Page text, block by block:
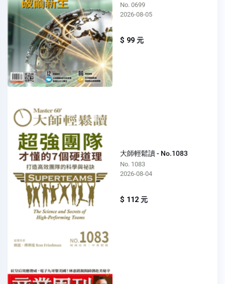
No. 0699
2026-08-05
$ 99 元
大師輕鬆讀 - No.1083
No. 1083
2026-08-04
$ 112 元